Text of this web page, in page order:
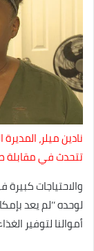
تتحدث في مقابلة
والاحتياجات
لوحده ’’لم يعد
أموالنا لتوفير